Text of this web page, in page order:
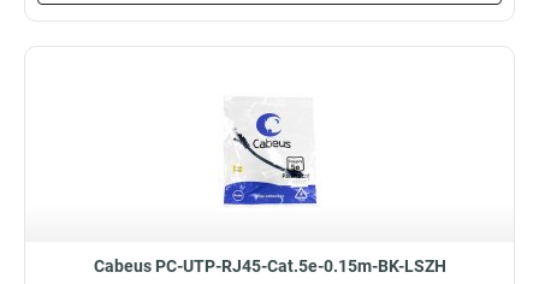
Cabeus PC-UTP-RJ45-Cat.5e-0.15m-BK-LSZH